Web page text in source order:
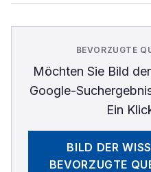
BEVORZUGTE
Möchten Sie Bild
Google-
Ein
BILD DER
BEVORZUGTE